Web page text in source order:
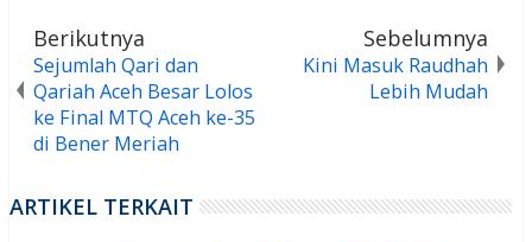
Berikutnya
Sejumlah Qari dan
Qariah Aceh Besar Lolos
ke Final MTQ Aceh ke-35
di Bener Meriah
Sebelumnya
Kini Masuk Raudhah
Lebih Mudah
ARTIKEL TERKAIT